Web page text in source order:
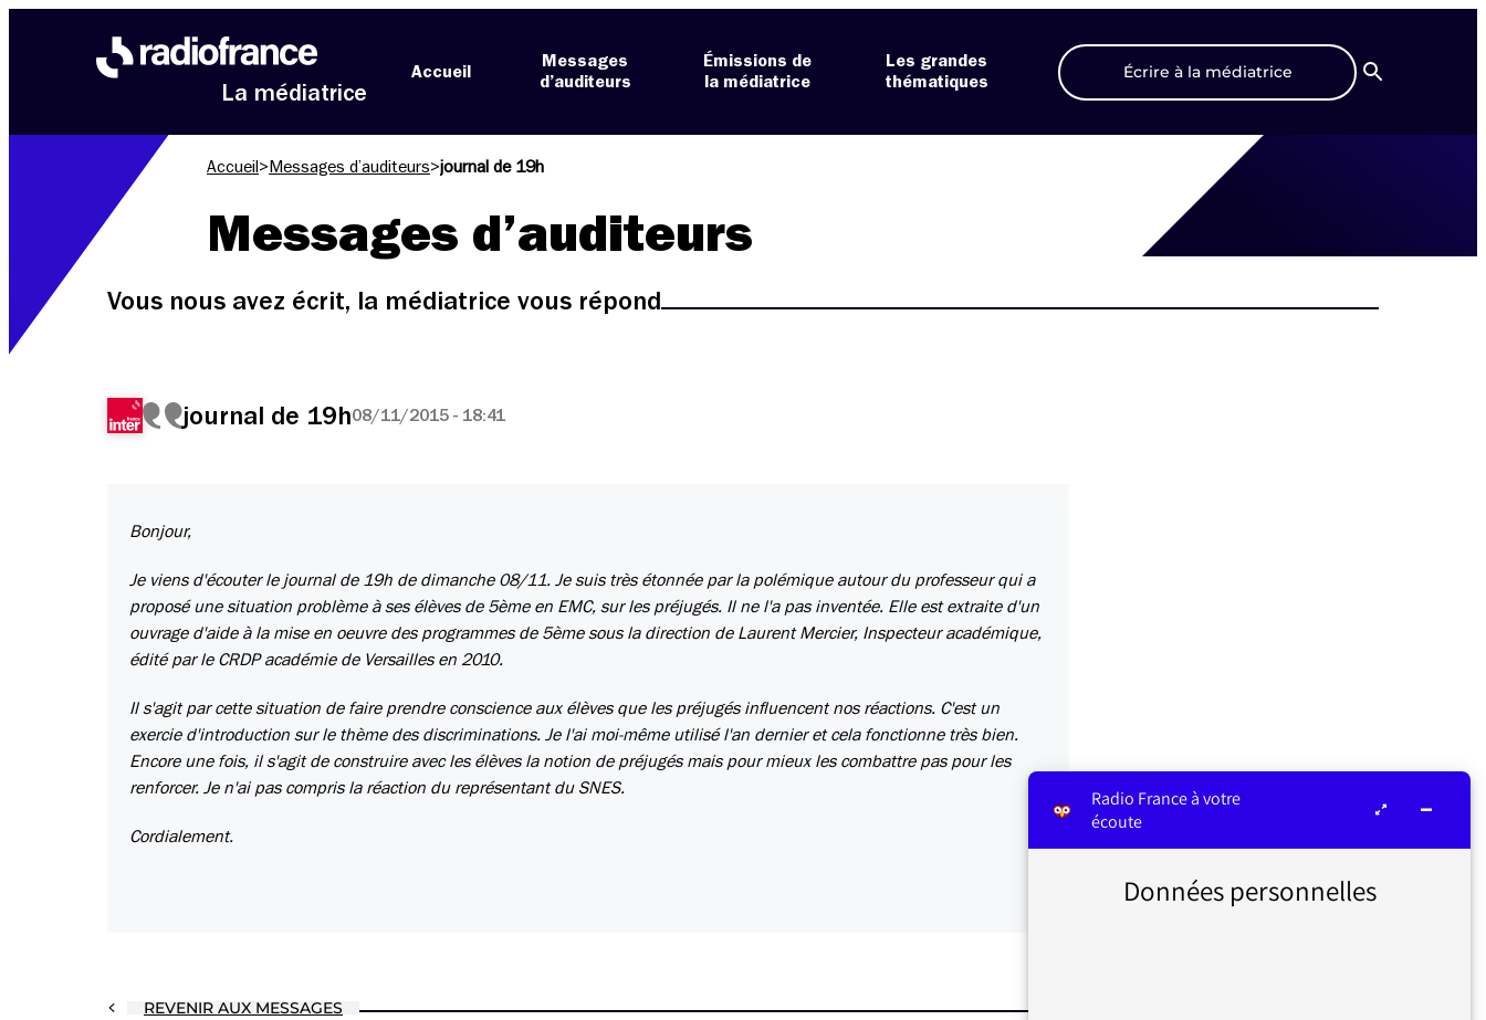
La médiatrice
Accueil
Messages
d’auditeurs
Émissions de
la médiatrice
Les grandes
thématiques
Écrire à la médiatrice
Recherche
Accueil > Messages d’auditeurs>journal de 19h
Messages d’auditeurs
Vous nous avez écrit, la médiatrice vous répond
journal de 19h08/11/2015 - 18:41
Bonjour,
Je viens d'écouter le journal de 19h de dimanche 08/11. Je suis très étonnée par la polémique autour du professeur qui a
proposé une situation problème à ses élèves de 5ème en EMC, sur les préjugés. Il ne l'a pas inventée. Elle est extraite d'un
ouvrage d'aide à la mise en oeuvre des programmes de 5ème sous la direction de Laurent Mercier, Inspecteur académique,
édité par le CRDP académie de Versailles en 2010.
Il s'agit par cette situation de faire prendre conscience aux élèves que les préjugés influencent nos réactions. C'est un
exercie d'introduction sur le thème des discriminations. Je l'ai moi-même utilisé l'an dernier et cela fonctionne très bien.
Encore une fois, il s'agit de construire avec les élèves la notion de préjugés mais pour mieux les combattre pas pour les
renforcer. Je n'ai pas compris la réaction du représentant du SNES.
Cordialement.
REVENIR AUX MESSAGES
Radio France à votre
écoute
Données personnelles